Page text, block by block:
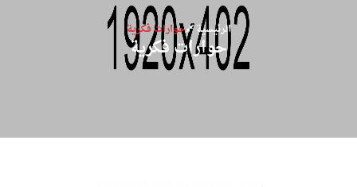
الرئيسية حوارات فكرية
حوارات فكرية